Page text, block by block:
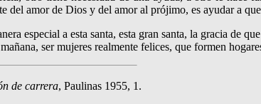
del amor de Dios y del amor al prójimo, es ayudar a
especial a esta santa, esta gran santa, la gracia de
ser mujeres real­mente felices, que formen
de carrera, Paulinas 1955, 1.